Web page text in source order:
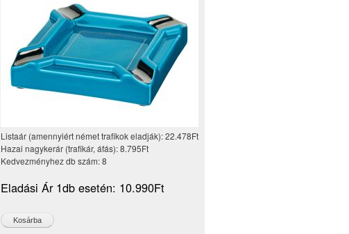
Listaár (amennyiért német trafikok eladják):22.478Ft
Hazai nagykerár (trafikár, áfás):8.795Ft
Kedvezményhez db szám:8
Eladási Ár 1db esetén: 10.990Ft